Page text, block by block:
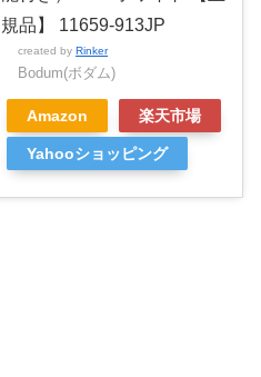
規品】 11659-913JP
created by Rinker
Bodum(ボダム)
Amazon 楽天市場
Yahooショッピング